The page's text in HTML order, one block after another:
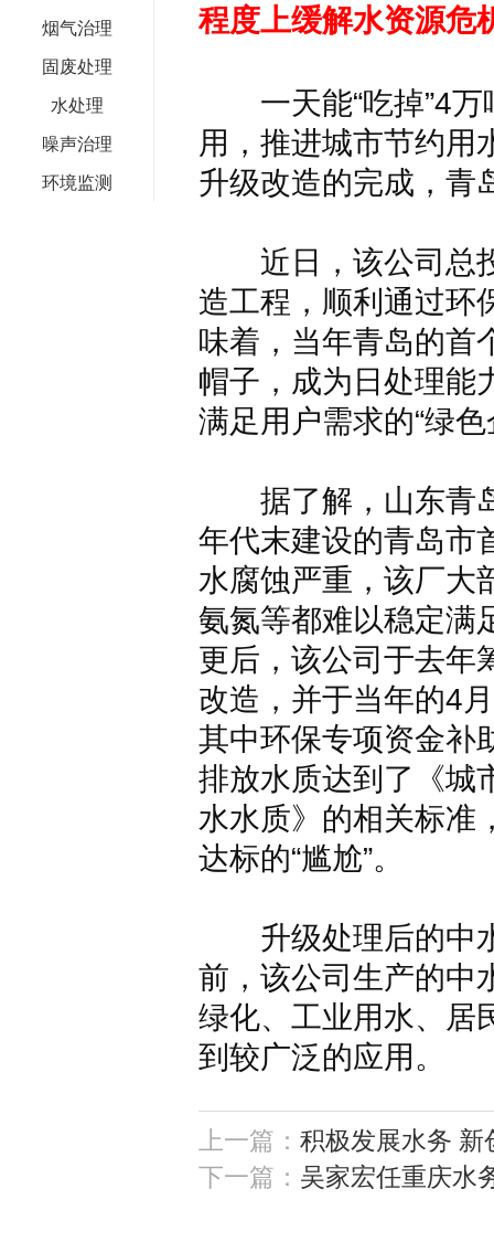
烟气治理
固废处理
水处理
噪声治理
环境监测
程度上缓解水资源危
一天能“吃掉”4万
用，推进城市节约用
升级改造的完成，青
近日，该公司总投
造工程，顺利通过环
味着，当年青岛的首
帽子，成为日处理能
满足用户需求的“绿色
据了解，山东青岛
年代末建设的青岛市
水腐蚀严重，该厂大
氨氮等都难以稳定满
更后，该公司于去年
改造，并于当年的4
其中环保专项资金补
排放水质达到了《
水水质》的相关标准
达标的“尴尬”。
升级处理后的中水
前，该公司生产的中
绿化、工业用水、居
到较广泛的应用。
上一篇： 积极发展水务 新
下一篇： 吴家宏任重庆水